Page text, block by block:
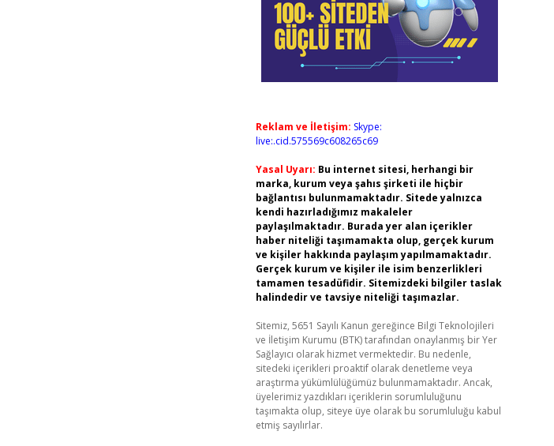
Reklam ve İletişim: Skype:
live:.cid.575569c608265c69
Yasal Uyarı: Bu internet sitesi, herhangi bir
marka, kurum veya şahıs şirketi ile hiçbir
bağlantısı bulunmamaktadır. Sitede yalnızca
kendi hazırladığımız makaleler
paylaşılmaktadır. Burada yer alan içerikler
haber niteliği taşımamakta olup, gerçek kurum
ve kişiler hakkında paylaşım yapılmamaktadır.
Gerçek kurum ve kişiler ile isim benzerlikleri
tamamen tesadüfidir. Sitemizdeki bilgiler taslak
halindedir ve tavsiye niteliği taşımazlar.
Sitemiz, 5651 Sayılı Kanun gereğince Bilgi Teknolojileri
ve İletişim Kurumu (BTK) tarafından onaylanmış bir Yer
Sağlayıcı olarak hizmet vermektedir. Bu nedenle,
sitedeki içerikleri proaktif olarak denetleme veya
araştırma yükümlülüğümüz bulunmamaktadır. Ancak,
üyelerimiz yazdıkları içeriklerin sorumluluğunu
taşımakta olup, siteye üye olarak bu sorumluluğu kabul
etmiş sayılırlar.